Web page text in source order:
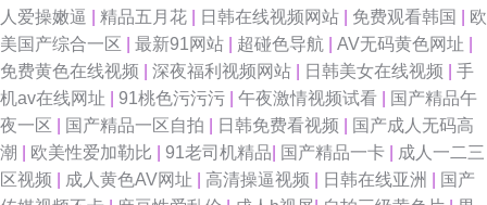
人爱操嫩逼
精品五月花 日韩在线视频网站 免费观看韩国
欧
美国产综合一区
最新91网站 超碰色导航 AV无码黄色网址
免费黄色在线视频
深夜福利视频网站 日韩美女在线视频
手
机av在线网址
91桃色污污污 午夜激情视频试看
国产精品午
夜一区
国产精品一区自拍 日韩免费看视频
国产成人无码高
潮
欧美性爱加勒比 91老司机精品 国产精品一卡
成人一二三
区视频
成人黄色AV网址 高清操逼视频 日韩在线亚洲
国产